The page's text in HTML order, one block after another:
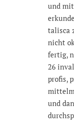
und
talisca
nicht
fertig,
26
profis,
und